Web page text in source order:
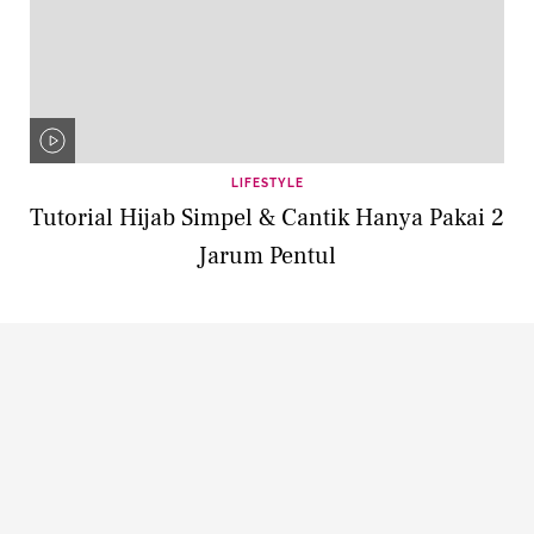
LIFESTYLE
Tutorial Hijab Simpel & Cantik Hanya Pakai 2
Jarum Pentul